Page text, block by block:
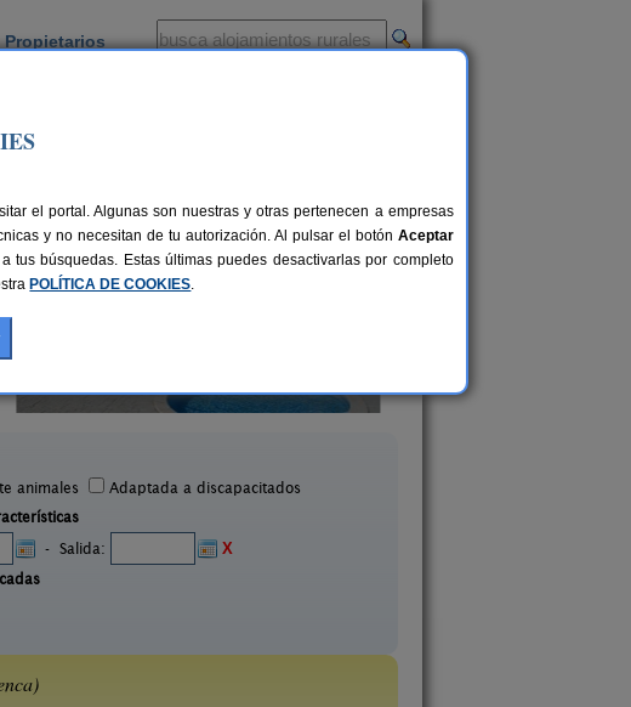
Propietarios
animales
Adaptada a discapacitados
- Salida:
X
el portal. Algunas son nuestras y otras pertenecen a empresas
y no necesitan de tu autorización. Al pulsar el botón Aceptar
búsquedas. Estas últimas puedes desactivarlas por completo
POLÍTICA DE COOKIES.